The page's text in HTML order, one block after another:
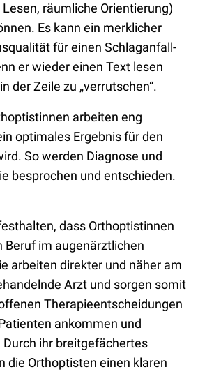
räumliche Orientierung)
Es kann ein merklicher
für einen Schlaganfall-
er wieder einen Text lesen
der Zeile zu „verrutschen“.
arbeiten eng
optimales Ergebnis für den
So werden Diagnose und
besprochen und entschieden.
dass Orthoptistinnen
Beruf im augenärztlichen
arbeiten direkter und näher am
Arzt und sorgen somit
Therapieentscheidungen
ankommen und
ihr breitgefächertes
die Orthoptisten einen klaren